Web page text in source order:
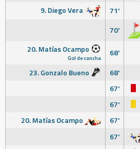
9. Diego Vera
71'
70'
20. Matías Ocampo
Gol de cancha
68'
23. Gonzalo Bueno
68'
67'
67'
20. Matías Ocampo
67'
67'